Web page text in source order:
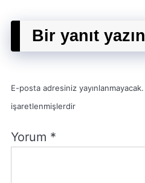
Bir yanıt yazın
E-posta adresiniz yayınlanmayacak.
işaretlenmişlerdir
Yorum *